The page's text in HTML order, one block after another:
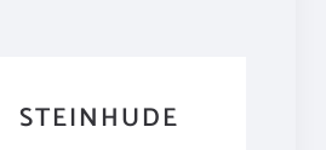
STEINHUDE